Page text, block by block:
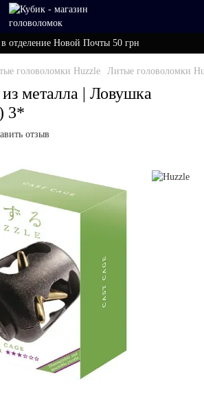
в отделение Новой Почты 50 грн
головоломки Huzzle Литые головоломки
металла | Ловушка
3*
отзыв